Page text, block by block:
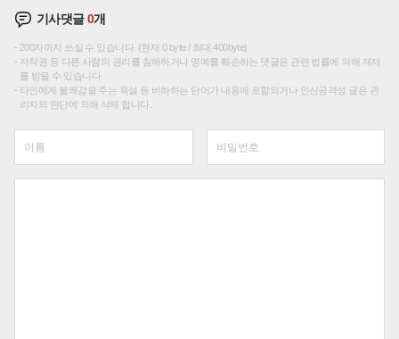
기사댓글0개
200자까지 쓰실 수 있습니다. (현재 0 byte / 최대 400byte)
저작권 등 다른 사람의 권리를 침해하거나 명예를 훼손하는 댓글은 관련 법률에 의해 제재
를 받을 수 있습니다.
타인에게 불쾌감을 주는 욕설 등 비하하는 단어가 내용에 포함되거나 인신공격성 글은 관
리자의 판단에 의해 삭제 합니다.